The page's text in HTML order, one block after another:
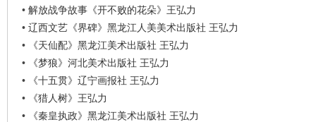
• 解放战争故事《开不败的花朵》王弘力
• 辽西文艺《界碑》黑龙江人美美术出版社 王弘力
•
《天仙配》黑龙江美术出版社 王弘力
•
《梦狼》河北美术出版社 王弘力
•
《十五贯》辽宁画报社 王弘力
•
《猎人树》王弘力
•
《秦皇执政》黑龙江美术出版社 王弘力